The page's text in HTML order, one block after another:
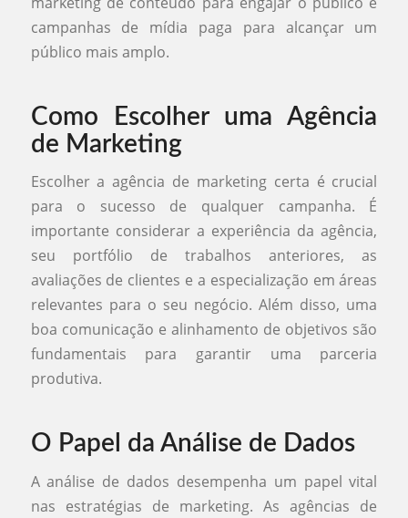
campanhas de mídia paga para alcançar um
público mais amplo.
Como Escolher uma Agência
de Marketing
Escolher a agência de marketing certa é crucial
para o sucesso de qualquer campanha. É
importante considerar a experiência da agência,
seu portfólio de trabalhos anteriores, as
avaliações de clientes e a especialização em áreas
relevantes para o seu negócio. Além disso, uma
boa comunicação e alinhamento de objetivos são
fundamentais para garantir uma parceria
produtiva.
O Papel da Análise de Dados
A análise de dados desempenha um papel vital
nas estratégias de marketing. As agências de